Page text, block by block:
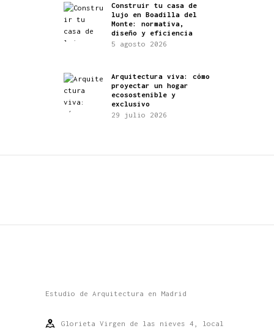
Construir tu casa de
lujo en Boadilla del
Monte: normativa,
diseño y eficiencia
5 agosto 2026
Arquitectura viva: cómo
proyectar un hogar
ecosostenible y
exclusivo
29 julio 2026
Estudio de Arquitectura en Madrid
Glorieta Virgen de las nieves 4, local